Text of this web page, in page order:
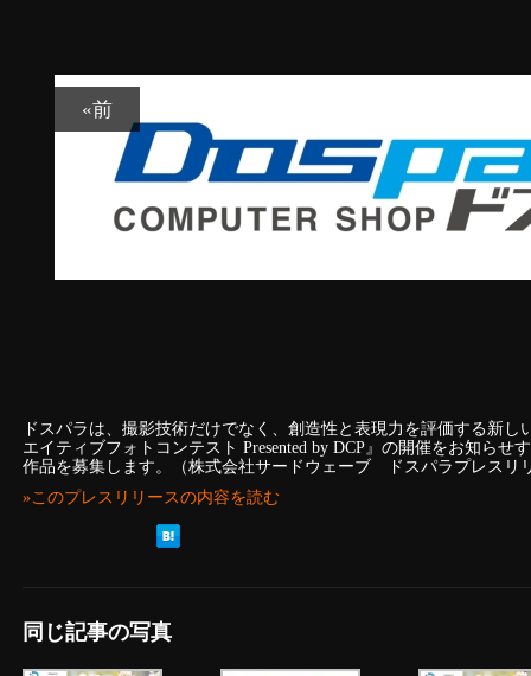
«前
ドスパラは、撮影技術だけでなく、創造性と表現力を評価する新
エイティブフォトコンテスト Presented by DCP』の開催をお知らせ
作品を募集します。（株式会社サードウェーブ ドスパラプレスリ
»このプレスリリースの内容を読む
同じ記事の写真